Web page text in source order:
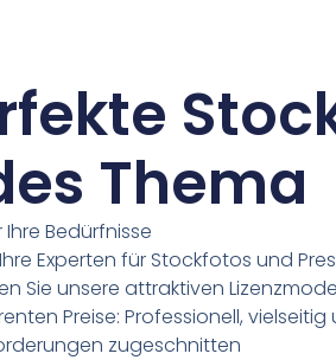
© Michael Bihlmayer ©
Thema
Ihre Bedürfnisse
Experten für Stockfotos und
Sie unsere attraktiven
Preise: Professionell,
zugeschnitten